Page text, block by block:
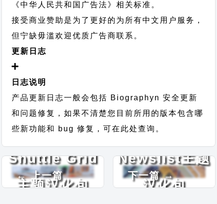
《中华人民共和国广告法》相关标准。
接受商业赞助是为了更好的为所有中文用户服务，
但宁缺毋滥欢迎优质广告商联系。
更新日志
日志说明
产品更新日志一般会包括 Biographyn 安全更新
和问题修复，如果不清楚您目前所用的版本包含哪
些新功能和 bug 修复，可在此处查询。
← 上一篇
Shuttle Grid
主题汉化包
下一篇 →
Newslist主题
汉化包